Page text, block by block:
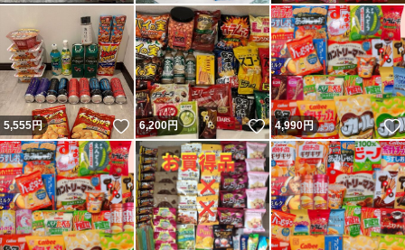
5,555円 いいね！
6,200円 いいね！
4,990円